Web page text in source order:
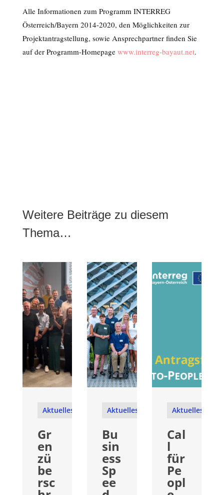
Alle Informationen zum Programm INTERREG
Österreich/Bayern 2014-2020, den Möglichkeiten zur
Projektantragstellung, sowie Ansprechpartner finden Sie
auf der Programm-Homepage www.interreg-bayaut.net.
Weitere Beiträge zu diesem
Thema…
Aktuelles
Gr
en
zü
be
rsc
Aktuelles
Bu
sin
ess
Sp
ee
Aktuelles
Cal
l
für
Pe
opl